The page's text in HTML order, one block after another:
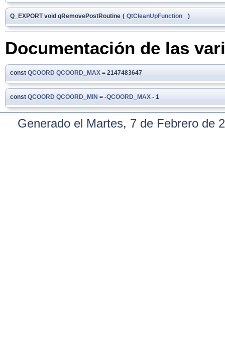
Q_EXPORT void qRemovePostRoutine ( QtCleanUpFunction )
Documentación de las
const QCOORD QCOORD_MAX = 2147483647
const QCOORD QCOORD_MIN = -QCOORD_MAX - 1
Generado el Martes, 7 de Febrero de